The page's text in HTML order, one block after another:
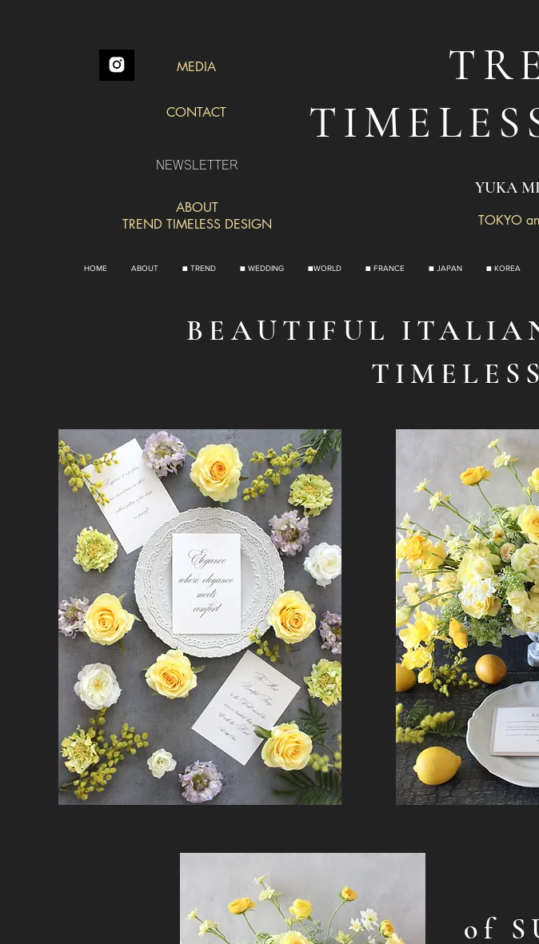
MEDIA
CONTACT
NEWSLETTER
ABOUT
TREND TIMELESS DESIGN
YUKA
TOKYO
HOME ABOUT ■ TREND ■ WEDDING ■WORLD ■ FRANCE ■ JAPAN ■ KOREA
BEAUTIFUL
of